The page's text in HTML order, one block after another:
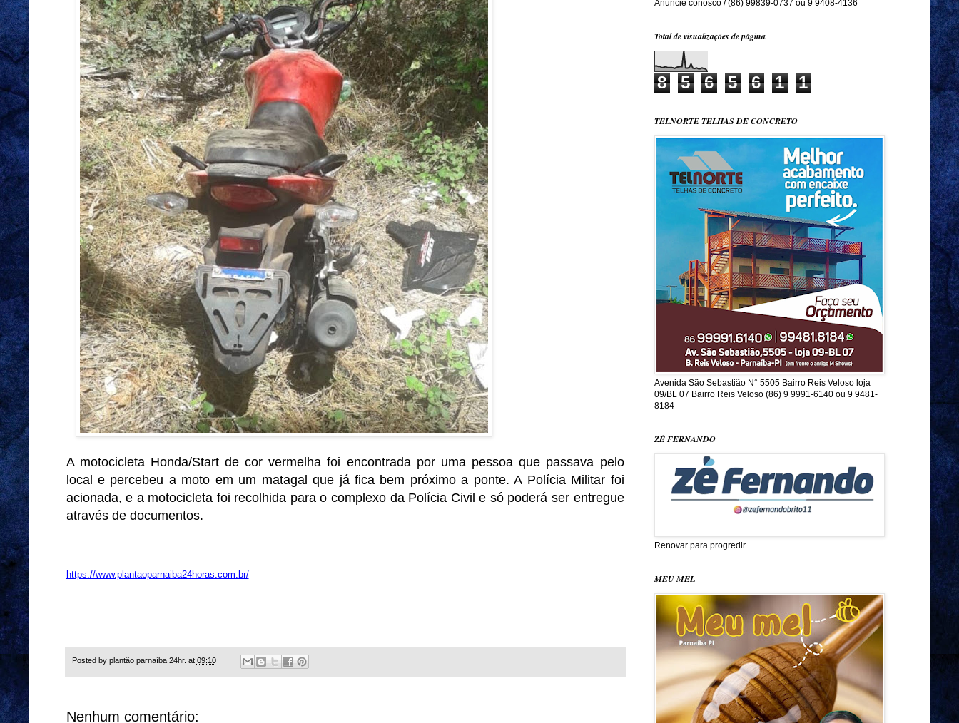
A motocicleta Honda/Start de cor vermelha foi encontrada por uma pessoa que passava pelo
local e percebeu a moto em um matagal que já fica bem próximo a ponte. A Polícia Militar foi
acionada, e a motocicleta foi recolhida para o complexo da Polícia Civil e só poderá ser entregue
através de documentos.
https://www.plantaoparnaiba24horas.com.br/
Posted by plantão parnaíba 24hr. at 09:10
Nenhum comentário:
Anuncie conosco / (86) 99839-0737 ou 9 9408-4136
Total de visualizações de página
8 5 6 5 6 1 1
TELNORTE TELHAS DE CONCRETO
Avenida São Sebastião N° 5505 Bairro Reis Veloso loja
09/BL 07 Bairro Reis Veloso (86) 9 9991-6140 ou 9 9481-
8184
ZÉ FERNANDO
Renovar para progredir
MEU MEL